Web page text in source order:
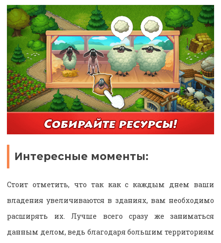
Интересные моменты:
Стоит отметить, что так как с каждым днем ваши
владения увеличиваются в зданиях, вам необходимо
расширять их. Лучше всего сразу же заниматься
данным делом, ведь благодаря большим территориям